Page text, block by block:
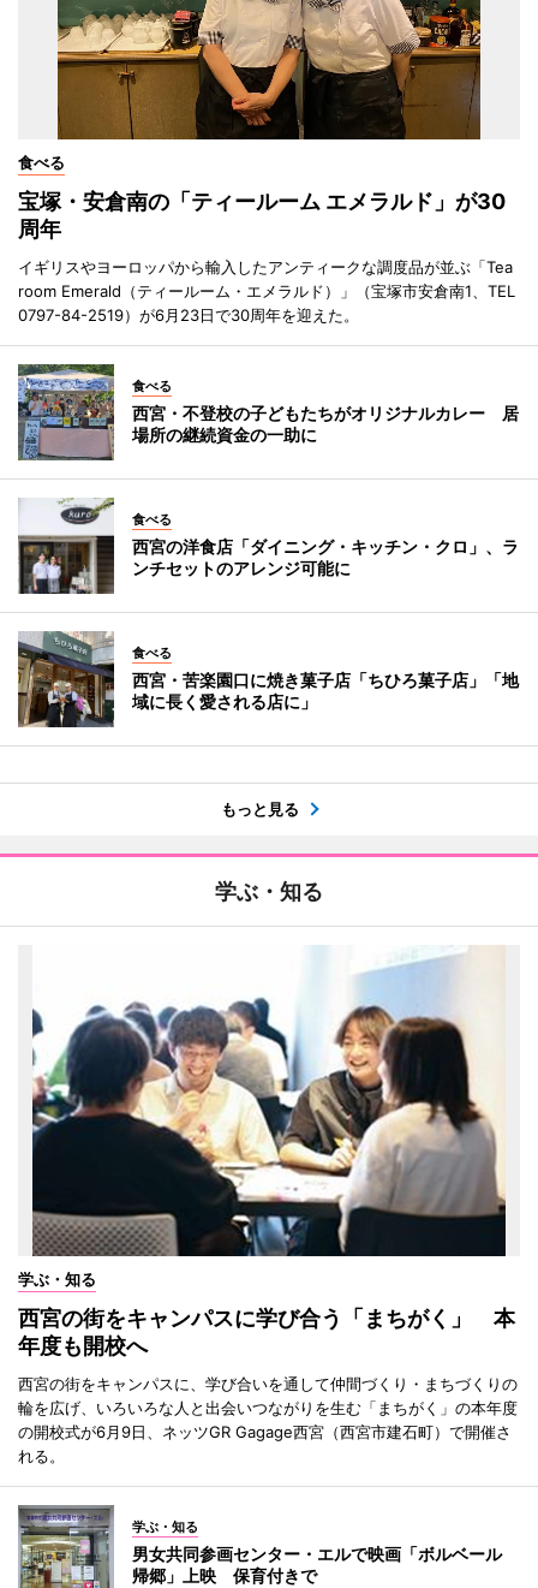
食べる
宝塚・安倉南の「ティールーム エメラルド」が30
周年
イギリスやヨーロッパから輸入したアンティークな調度品が並ぶ「Tea
room Emerald（ティールーム・エメラルド）」（宝塚市安倉南1、TEL
0797-84-2519）が6月23日で30周年を迎えた。
食べる
西宮・不登校の子どもたちがオリジナルカレー 居
場所の継続資金の一助に
食べる
西宮の洋食店「ダイニング・キッチン・クロ」、ラ
ンチセットのアレンジ可能に
食べる
西宮・苦楽園口に焼き菓子店「ちひろ菓子店」「地
域に長く愛される店に」
もっと見る
学ぶ・知る
学ぶ・知る
西宮の街をキャンパスに学び合う「まちがく」 本
年度も開校へ
西宮の街をキャンパスに、学び合いを通して仲間づくり・まちづくりの
輪を広げ、いろいろな人と出会いつながりを生む「まちがく」の本年度
の開校式が6月9日、ネッツGR Gagage西宮（西宮市建石町）で開催さ
れる。
学ぶ・知る
男女共同参画センター・エルで映画「ボルベール
帰郷」上映 保育付きで